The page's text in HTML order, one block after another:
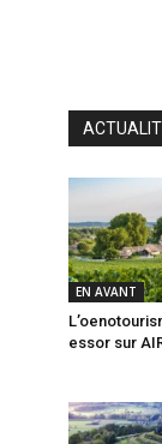
EN AVANT
essor sur